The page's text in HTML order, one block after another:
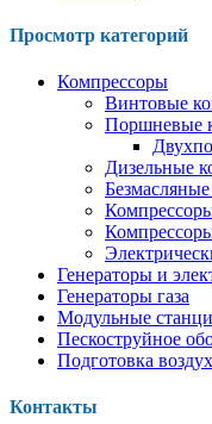
Просмотр категорий
Компрессоры
Винтовые
Поршневые
Дизельные
Генераторы и
Генераторы газа
Модульные
Пескоструйное
Подготовка
Контакты